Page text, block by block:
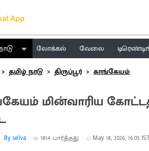
லோக்கல் வேலை
தமிழ் நாடு திருப்பூர் காங்கேயம்
மின்வாரிய
By selva 1814 பார்த்தது May 18, 2026, 16:05